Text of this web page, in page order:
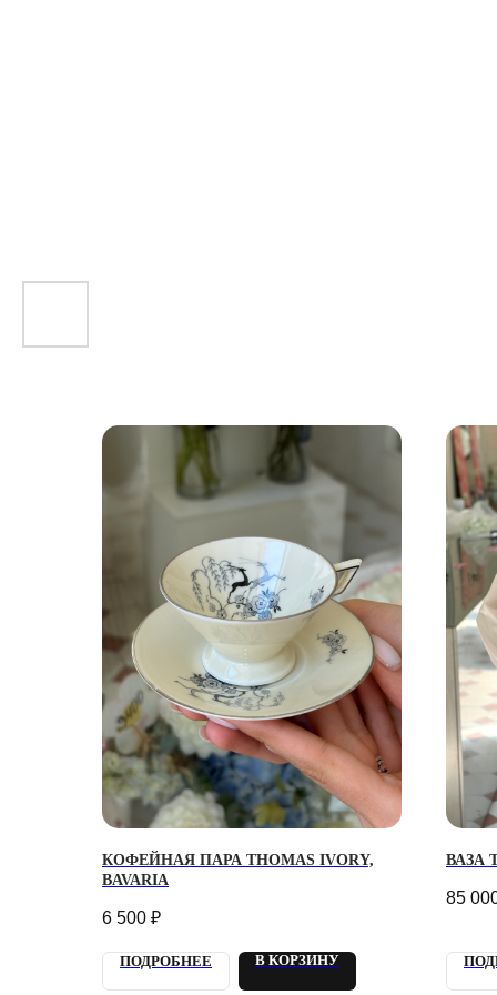
КОФЕЙНАЯ ПАРА THOMAS IVORY,
BAVARIA
6 500 ₽
ПОДРОБНЕЕ В КОРЗИНУ
ВАЗА
85